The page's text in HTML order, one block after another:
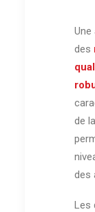
des
de
des
Les